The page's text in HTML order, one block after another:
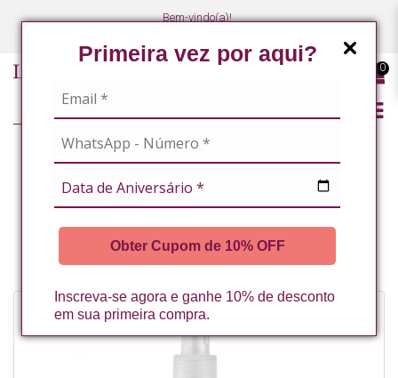
Primeira vez por aqui?
Obter Cupom de 10% OFF
Inscreva-se agora e ganhe 10% de desconto
em sua primeira compra.
Bem-vindo(a)!
0
TERMO FLUIDO COM NICOTINATO DE METILA + ATIVOS 500ML LA
VERTUAN* (B)